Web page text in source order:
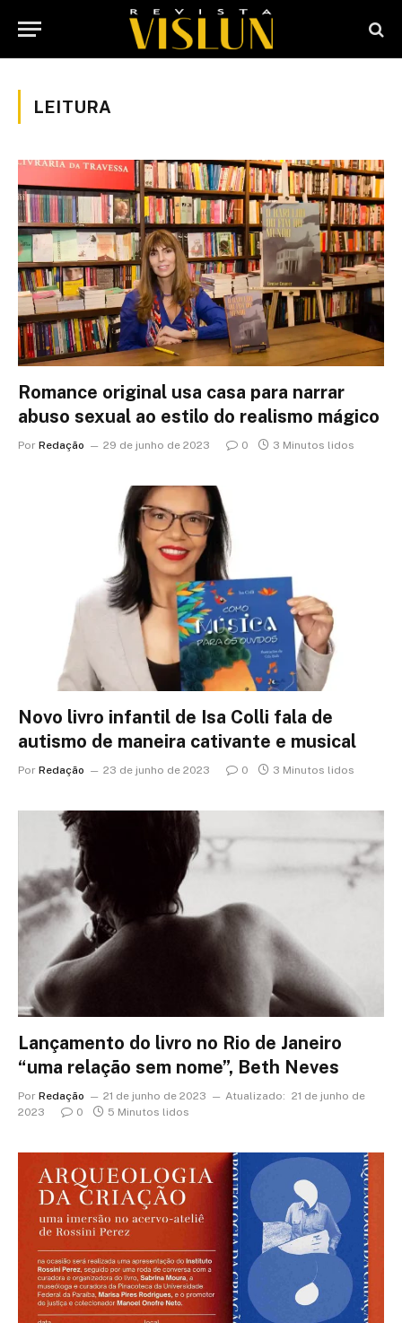
LEITURA
Romance original usa casa para narrar
abuso sexual ao estilo do realismo mágico
Por Redação 29 de junho de 2023 0 3 Minutos lidos
Novo livro infantil de Isa Colli fala de
autismo de maneira cativante e musical
Por Redação 23 de junho de 2023 0 3 Minutos lidos
Lançamento do livro no Rio de Janeiro
“uma relação sem nome”, Beth Neves
Por Redação 21 de junho de 2023 Atualizado: 21 de junho de
2023
0 5 Minutos lidos